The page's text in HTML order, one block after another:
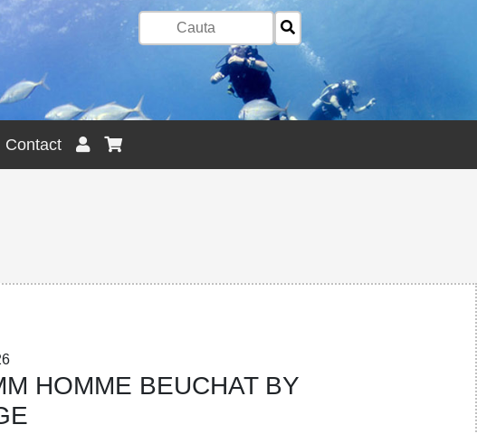
Contact
HOMME BEUCHAT BY